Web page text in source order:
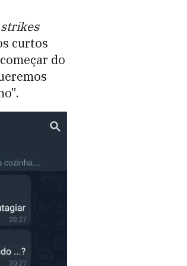
strikes
curtos
do